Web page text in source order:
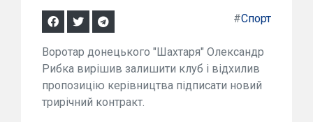
#Спорт
Воротар донецького "Шахтаря" Олександр
Рибка вирішив залишити клуб і відхилив
пропозицію керівництва підписати новий
трирічний контракт.